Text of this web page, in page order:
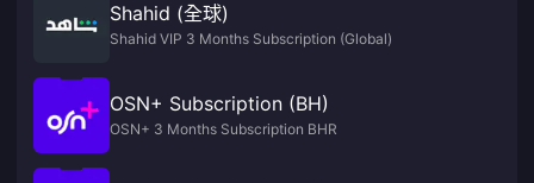
Shahid (全球)
Shahid VIP 3 Months Subscription (Global)
OSN+ Subscription (BH)
OSN+ 3 Months Subscription BHR